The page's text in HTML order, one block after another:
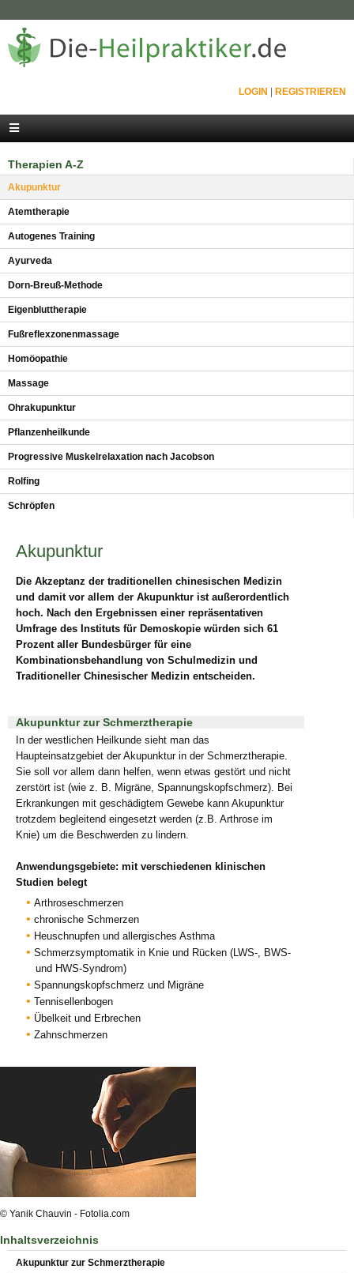
LOGIN REGISTRIEREN
Therapien A-Z
Akupunktur
Atemtherapie
Autogenes Training
Ayurveda
Dorn-Breuß-Methode
Eigenbluttherapie
Fußreflexzonenmassage
Homöopathie
Massage
Ohrakupunktur
Pflanzenheilkunde
Progressive Muskelrelaxation nach Jacobson
Rolfing
Schröpfen
Akupunktur
Die Akzeptanz der traditionellen chinesischen Medizin
und damit vor allem der Akupunktur ist außerordentlich
hoch. Nach den Ergebnissen einer repräsentativen
Umfrage des Instituts für Demoskopie würden sich 61
Prozent aller Bundesbürger für eine
Kombinationsbehandlung von Schulmedizin und
Traditioneller Chinesischer Medizin entscheiden.
Akupunktur zur Schmerztherapie
In der westlichen Heilkunde sieht man das
Haupteinsatzgebiet der Akupunktur in der Schmerztherapie.
Sie soll vor allem dann helfen, wenn etwas gestört und nicht
zerstört ist (wie z. B. Migräne, Spannungskopfschmerz). Bei
Erkrankungen mit geschädigtem Gewebe kann Akupunktur
trotzdem begleitend eingesetzt werden (z.B. Arthrose im
Knie) um die Beschwerden zu lindern.
Anwendungsgebiete: mit verschiedenen klinischen
Studien belegt
Arthroseschmerzen
chronische Schmerzen
Heuschnupfen und allergisches Asthma
Schmerzsymptomatik in Knie und Rücken (LWS-, BWS-
und HWS-Syndrom)
Spannungskopfschmerz und Migräne
Tennisellenbogen
Übelkeit und Erbrechen
Zahnschmerzen
© Yanik Chauvin - Fotolia.com
Inhaltsverzeichnis
Akupunktur zur Schmerztherapie